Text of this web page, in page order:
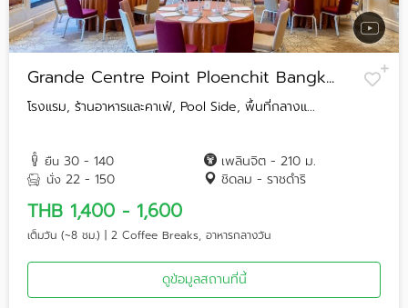
Grande Centre Point Ploenchit Bangk...
โรงแรม, ร้านอาหารและคาเฟ่, Pool Side, พื้นที่กลางแ...
ยืน 30 - 140
นั่ง 22 - 150
เพลินจิต - 210 ม.
ชิดลม - ราชดำริ
THB 1,400 - 1,600
เต็มวัน (~8 ชม.) | 2 Coffee Breaks, อาหารกลางวัน
ดูข้อมูลสถานที่นี้